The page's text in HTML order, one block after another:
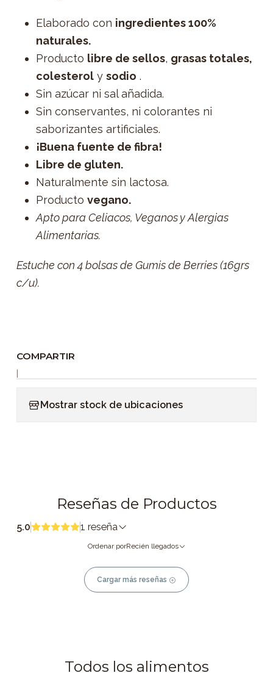
Elaborado con ingredientes 100%
naturales.
Producto libre de sellos, grasas totales,
colesterol y sodio .
Sin azúcar ni sal añadida.
Sin conservantes, ni colorantes ni
saborizantes artificiales.
¡Buena fuente de fibra!
Libre de gluten.
Naturalmente sin lactosa.
Producto vegano.
Apto para Celiacos, Veganos y Alergias
Alimentarias.
Estuche con 4 bolsas de Gumis de Berries (16grs
c/u).
COMPARTIR
|
Mostrar stock de ubicaciones
Reseñas de Productos
5.0 1 reseña
Ordenar porRecién llegados
Cargar más reseñas
Todos los alimentos